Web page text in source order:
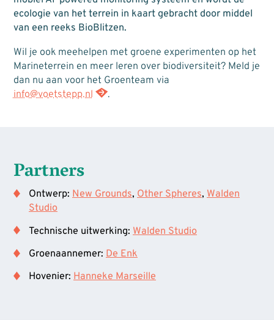
ecologie van het terrein in kaart gebracht door middel
van een reeks BioBlitzen.
Wil je ook meehelpen met groene experimenten op het
Marineterrein en meer leren over biodiversiteit? Meld je
dan nu aan voor het Groenteam via
info@voetstepp.nl
.
Partners
Ontwerp: New Grounds, Other Spheres, Walden
Studio
Technische uitwerking: Walden Studio
Groenaannemer: De Enk
Hovenier: Hanneke Marseille